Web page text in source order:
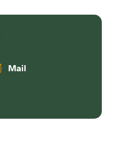
Mail